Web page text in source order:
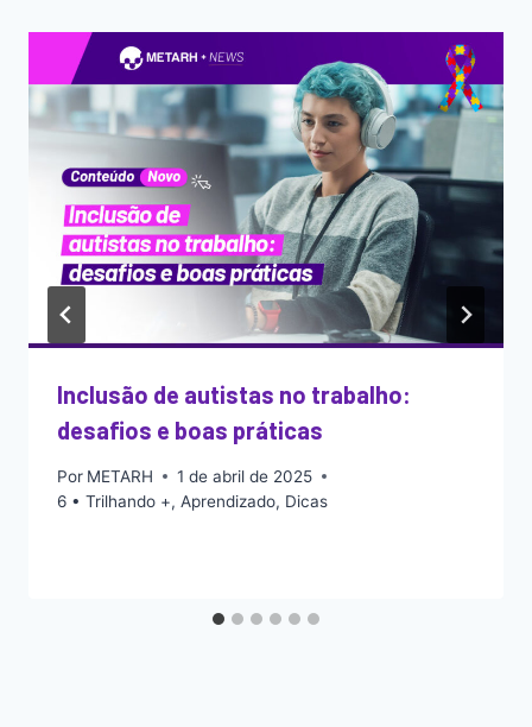
Inclusão de autistas no trabalho:
desafios e boas práticas
Por METARH
1 de abril de 2025
6 • Trilhando +, Aprendizado, Dicas